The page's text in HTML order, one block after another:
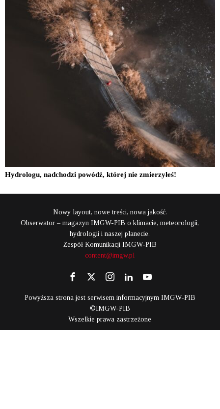
Hydrologu, nadchodzi powódź, której nie zmierzyłeś!
Nowy layout, nowe treści, nowa jakość.
Obserwator – magazyn IMGW-PIB o klimacie, meteorologii,
hydrologii i naszej planecie.
Zespół Komunikacji IMGW-PIB
content@imgw.pl
Powyższa strona jest serwisem informacyjnym IMGW-PIB
©IMGW-PIB
Wszelkie prawa zastrzeżone